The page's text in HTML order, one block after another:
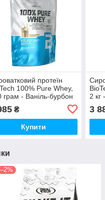
протеїн
100% Pure Whey,
грам - Ваніль-бурбон
₴
Купити
2 кг
3
–2%